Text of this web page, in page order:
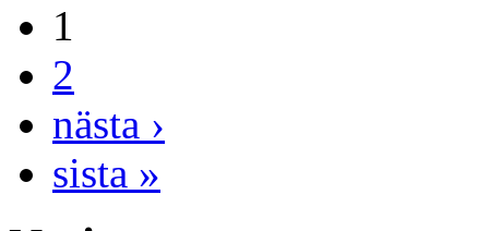
1
2
nästa ›
sista »